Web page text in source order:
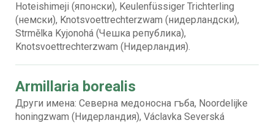
Hoteishimeji (японски), Keulenfüssiger Trichterling
(немски), Knotsvoettrechterzwam (нидерландски),
Strmělka Kyjonohá (Чешка република),
Knotsvoettrechterzwam (Нидерландия).
Armillaria borealis
Други имена: Северна медоносна гъба, Noordelijke
honingzwam (Нидерландия), Václavka Severská